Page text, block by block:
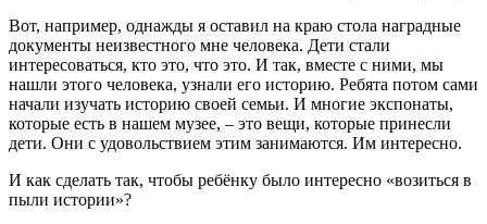
Вот, например, однажды я оставил на краю стола наградные
документы неизвестного мне человека. Дети стали
интересоваться, кто это, что это. И так, вместе с ними, мы
нашли этого человека, узнали его историю. Ребята потом сами
начали изучать историю своей семьи. И многие экспонаты,
которые есть в нашем музее, – это вещи, которые принесли
дети. Они с удовольствием этим занимаются. Им интересно.
И как сделать так, чтобы ребёнку было интересно «возиться в
пыли истории»?